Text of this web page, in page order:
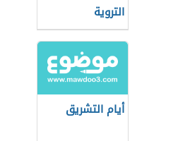
التروية
أيام التشريق